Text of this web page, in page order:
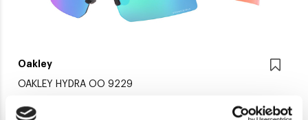
Oakley
OAKLEY HYDRA OO 9229
127,40€